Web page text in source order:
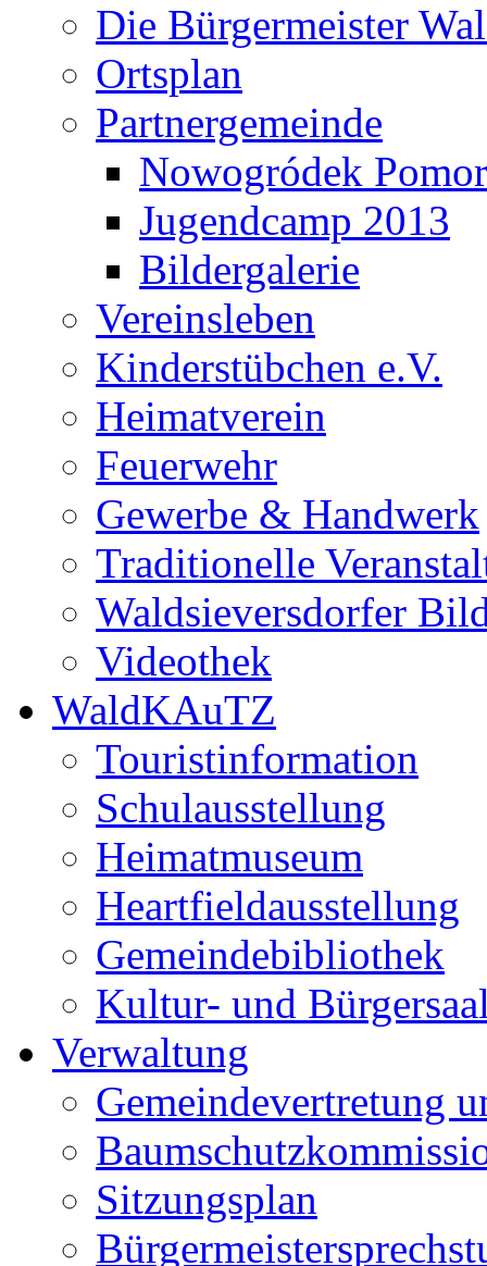
Die Bürgermeister
Ortsplan
Partnergemeinde
Nowogródek
Jugendcamp 2013
Bildergalerie
Vereinsleben
Kinderstübchen e.V.
Heimatverein
Feuerwehr
Gewerbe & Handwerk
Traditionelle
Waldsieversdorfer
Videothek
WaldKAuTZ
Touristinformation
Schulausstellung
Heimatmuseum
Heartfieldausstellung
Gemeindebibliothek
Kultur- und
Verwaltung
Gemeindevertretung
Sitzungsplan